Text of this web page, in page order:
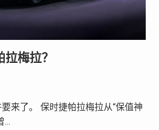
梅拉？
来了。 保时捷帕拉梅拉从“保值神
…